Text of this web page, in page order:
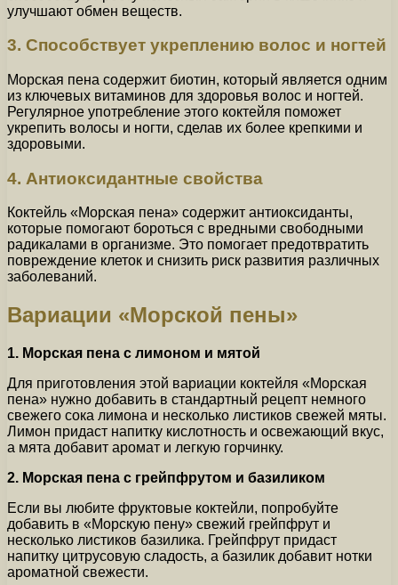
улучшают обмен веществ.
3. Способствует укреплению волос и ногтей
Морская пена содержит биотин, который является одним
из ключевых витаминов для здоровья волос и ногтей.
Регулярное употребление этого коктейля поможет
укрепить волосы и ногти, сделав их более крепкими и
здоровыми.
4. Антиоксидантные свойства
Коктейль «Морская пена» содержит антиоксиданты,
которые помогают бороться с вредными свободными
радикалами в организме. Это помогает предотвратить
повреждение клеток и снизить риск развития различных
заболеваний.
Вариации «Морской пены»
1. Морская пена с лимоном и мятой
Для приготовления этой вариации коктейля «Морская
пена» нужно добавить в стандартный рецепт немного
свежего сока лимона и несколько листиков свежей мяты.
Лимон придаст напитку кислотность и освежающий вкус,
а мята добавит аромат и легкую горчинку.
2. Морская пена с грейпфрутом и базиликом
Если вы любите фруктовые коктейли, попробуйте
добавить в «Морскую пену» свежий грейпфрут и
несколько листиков базилика. Грейпфрут придаст
напитку цитрусовую сладость, а базилик добавит нотки
ароматной свежести.